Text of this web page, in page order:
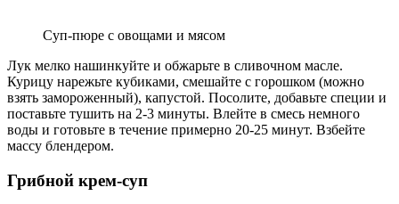
Суп-пюре с овощами и мясом
Лук мелко нашинкуйте и обжарьте в сливочном масле.
Курицу нарежьте кубиками, смешайте с горошком (можно
взять замороженный), капустой. Посолите, добавьте специи и
поставьте тушить на 2-3 минуты. Влейте в смесь немного
воды и готовьте в течение примерно 20-25 минут. Взбейте
массу блендером.
Грибной крем-суп